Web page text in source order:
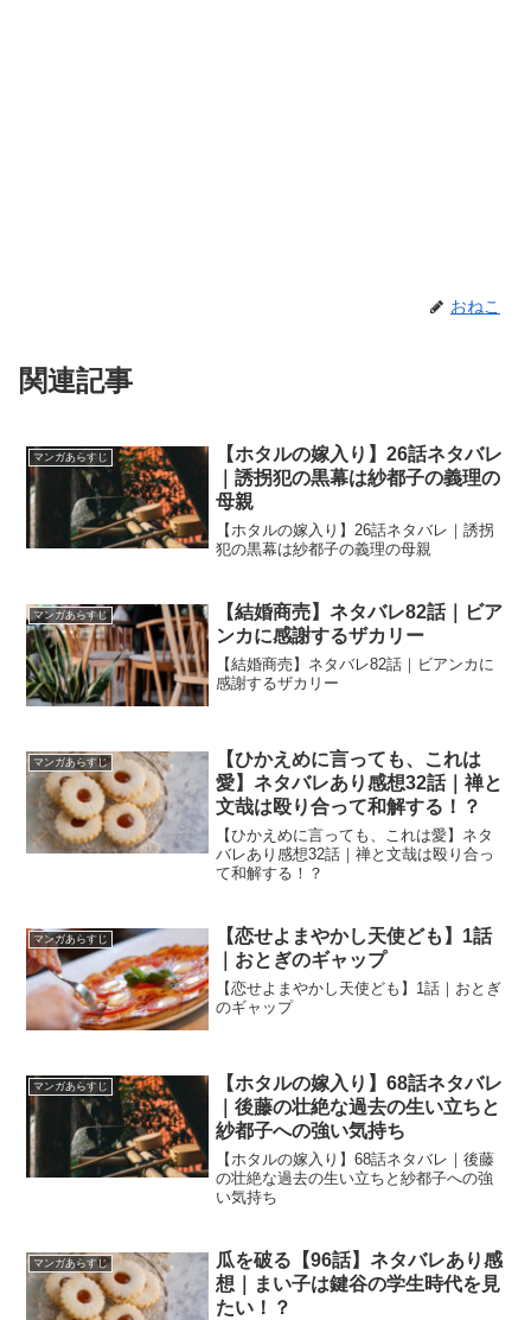
おねこ
関連記事
マンガあらすじ
【ホタルの嫁入り】26話ネタバレ
｜誘拐犯の黒幕は紗都子の義理の
母親
【ホタルの嫁入り】26話ネタバレ｜誘拐
犯の黒幕は紗都子の義理の母親
マンガあらすじ
【結婚商売】ネタバレ82話｜ビア
ンカに感謝するザカリー
【結婚商売】ネタバレ82話｜ビアンカに
感謝するザカリー
マンガあらすじ
【ひかえめに言っても、これは
愛】ネタバレあり感想32話｜禅と
文哉は殴り合って和解する！？
【ひかえめに言っても、これは愛】ネタ
バレあり感想32話｜禅と文哉は殴り合っ
て和解する！？
マンガあらすじ
【恋せよまやかし天使ども】1話
｜おとぎのギャップ
【恋せよまやかし天使ども】1話｜おとぎ
のギャップ
マンガあらすじ
【ホタルの嫁入り】68話ネタバレ
｜後藤の壮絶な過去の生い立ちと
紗都子への強い気持ち
【ホタルの嫁入り】68話ネタバレ｜後藤
の壮絶な過去の生い立ちと紗都子への強
い気持ち
マンガあらすじ
瓜を破る【96話】ネタバレあり感
想｜まい子は鍵谷の学生時代を見
たい！？